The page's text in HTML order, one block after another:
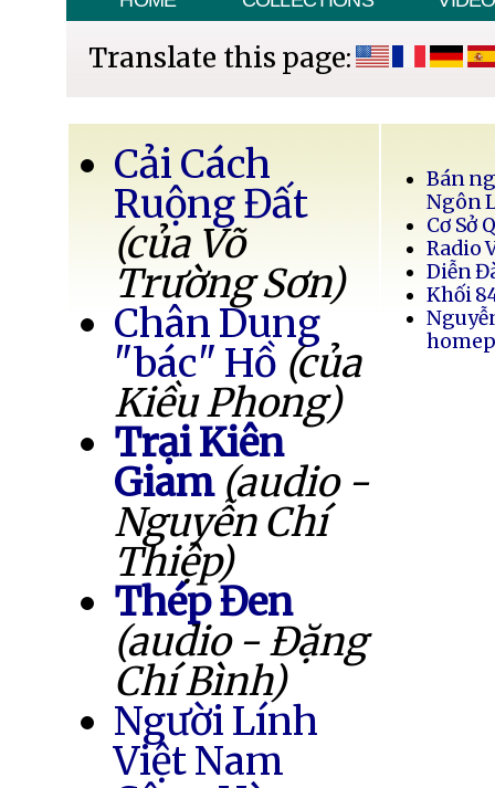
Translate this page:
Cải Cách
Ruộng Đất
(của Võ
Trường Sơn)
Chân Dung
"bác" Hồ (của
Kiều Phong)
Trại Kiên
Giam (audio -
Nguyễn Chí
Thiệp)
Thép Đen
(audio - Đặng
Chí Bình)
Người Lính
Việt Nam
Bán
Ngôn
Cơ Sở
Radio
Diễn
Khối